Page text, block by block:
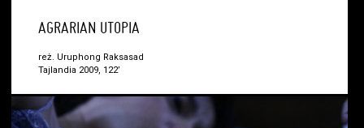
AGRARIAN UTOPIA
reż. Uruphong Raksasad
Tajlandia 2009, 122’